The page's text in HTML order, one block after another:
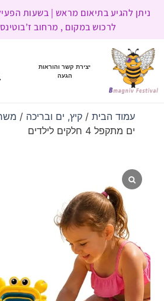
לרכוש במקום , מרחוב ז’בוטינסקי 93,
יצירת קשר והוראות
הגעה
עמוד הבית/ קיץ, ים ובריכה /
ים מתקפל 4 חלקים לילדים